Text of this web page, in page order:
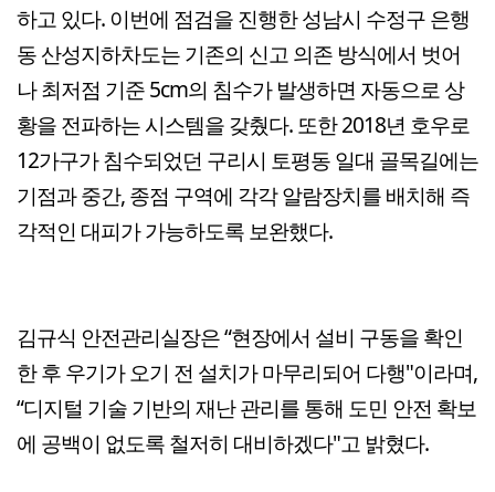
하고 있다. 이번에 점검을 진행한 성남시 수정구 은행
동 산성지하차도는 기존의 신고 의존 방식에서 벗어
나 최저점 기준 5cm의 침수가 발생하면 자동으로 상
황을 전파하는 시스템을 갖췄다. 또한 2018년 호우로
12가구가 침수되었던 구리시 토평동 일대 골목길에는
기점과 중간, 종점 구역에 각각 알람장치를 배치해 즉
각적인 대피가 가능하도록 보완했다.
김규식 안전관리실장은 “현장에서 설비 구동을 확인
한 후 우기가 오기 전 설치가 마무리되어 다행"이라며,
“디지털 기술 기반의 재난 관리를 통해 도민 안전 확보
에 공백이 없도록 철저히 대비하겠다"고 밝혔다.